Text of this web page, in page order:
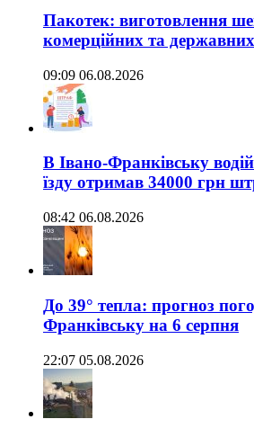
Пакотек: виготовлення
комерційних та
09:09 06.08.2026
В Івано-Франківську
їзду отримав 34000 грн
08:42 06.08.2026
До 39° тепла: прогноз
Франківську на 6 серпня
22:07 05.08.2026